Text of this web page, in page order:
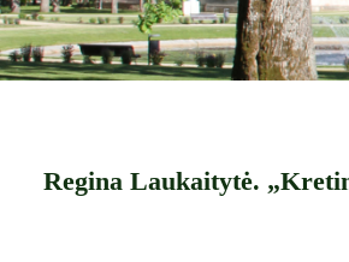
Regina Laukaitytė.